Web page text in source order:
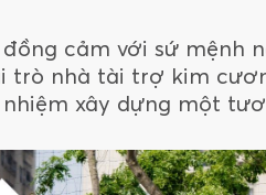
đồng cảm với sứ mệnh
trò nhà tài trợ kim
xây dựng một